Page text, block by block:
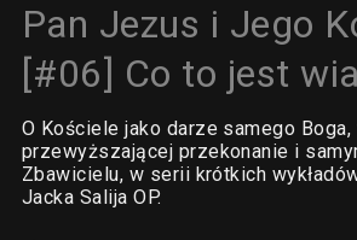
Pan Jezus i Jego
[#06] Co to jest
O Kościele jako darze samego
przewyższającej przekonanie i
Zbawicielu, w serii krótkich
Jacka Salija OP.